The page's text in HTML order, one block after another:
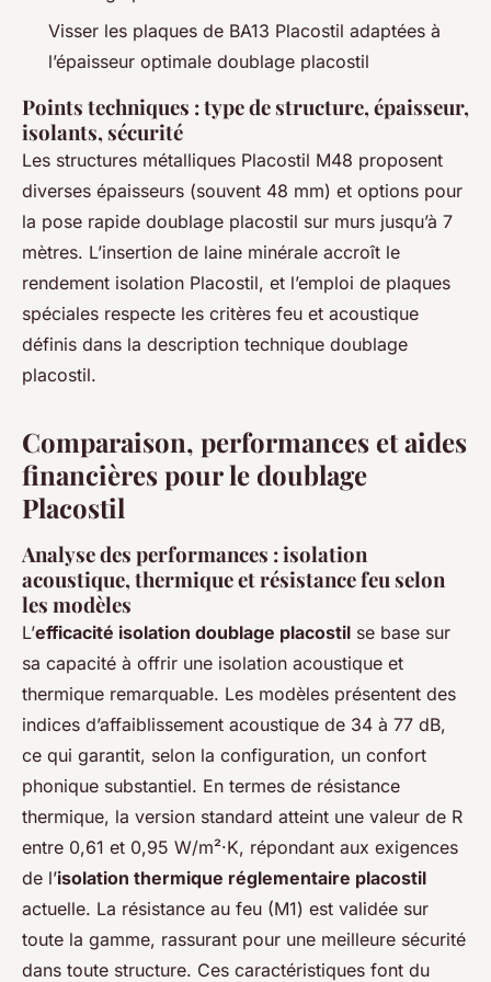
Visser les plaques de BA13 Placostil adaptées à
l’épaisseur optimale doublage placostil
Points techniques : type de structure, épaisseur,
isolants, sécurité
Les structures métalliques Placostil M48 proposent
diverses épaisseurs (souvent 48 mm) et options pour
la pose rapide doublage placostil sur murs jusqu’à 7
mètres. L’insertion de laine minérale accroît le
rendement isolation Placostil, et l’emploi de plaques
spéciales respecte les critères feu et acoustique
définis dans la description technique doublage
placostil.
Comparaison, performances et aides
financières pour le doublage
Placostil
Analyse des performances : isolation
acoustique, thermique et résistance feu selon
les modèles
L’efficacité isolation doublage placostil se base sur
sa capacité à offrir une isolation acoustique et
thermique remarquable. Les modèles présentent des
indices d’affaiblissement acoustique de 34 à 77 dB,
ce qui garantit, selon la configuration, un confort
phonique substantiel. En termes de résistance
thermique, la version standard atteint une valeur de R
entre 0,61 et 0,95 W/m²·K, répondant aux exigences
de l’isolation thermique réglementaire placostil
actuelle. La résistance au feu (M1) est validée sur
toute la gamme, rassurant pour une meilleure sécurité
dans toute structure. Ces caractéristiques font du